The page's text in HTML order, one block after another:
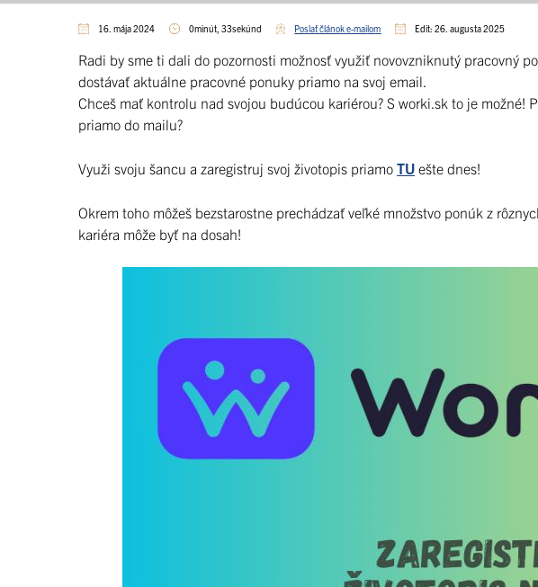
16. mája 2024 0minút, 33sekúnd Poslať článok e-mailom Edit: 26. augusta 2025
Radi by sme ti dali do pozornosti možnosť využiť novovzniknutý pracovný
dostávať aktuálne pracovné ponuky priamo na svoj email.
Chceš mať kontrolu nad svojou budúcou kariérou? S worki.sk to je možné!
priamo do mailu?
Využi svoju šancu a zaregistruj svoj životopis priamo TU ešte dnes!
Okrem toho môžeš bezstarostne prechádzať veľké množstvo ponúk z
kariéra môže byť na dosah!